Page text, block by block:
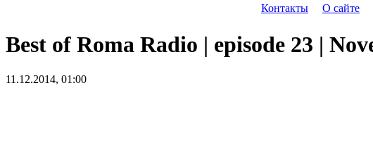
Контакты О сайте
Best of Roma Radio | episode 23 |
11.12.2014, 01:00